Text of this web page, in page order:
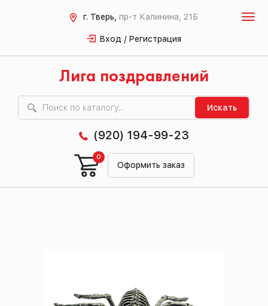
г. Тверь, пр-т Калинина, 21Б
Вход / Регистрация
Лига поздравлений
Искать
(920) 194-99-23
Оформить заказ
0